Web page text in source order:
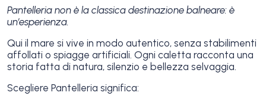
Pantelleria non è la classica destinazione balneare: è
un’esperienza.
Qui il mare si vive in modo autentico, senza stabilimenti
affollati o spiagge artificiali. Ogni caletta racconta una
storia fatta di natura, silenzio e bellezza selvaggia.
Scegliere Pantelleria significa: